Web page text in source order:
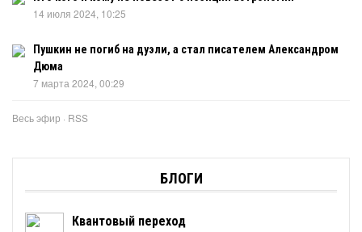
14 июля 2024, 10:25
Пушкин не погиб на дуэли, а стал писателем Александром
Дюма
7 марта 2024, 00:29
Весь эфир · RSS
БЛОГИ
Квантовый переход